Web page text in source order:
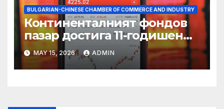
BULGARIAN-CHINESE CHAMBER OF COMMERCE AND INDUSTRY
Континенталният фондов
пазар достига 11-годишен
връх
MAY 15, 2026 ADMIN